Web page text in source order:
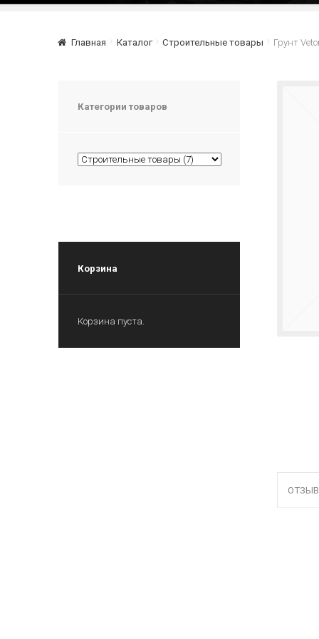
Главная Каталог Строительные товары Грунт
Категории товаров
Корзина
Корзина пуста.